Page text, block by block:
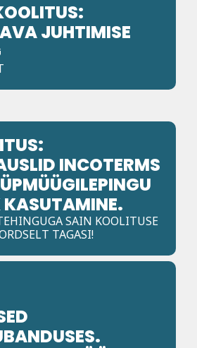
JUHTIMISE
INCOTERMS
KASUTAMINE.
SAIN KOOLITUSE
TAGASI!